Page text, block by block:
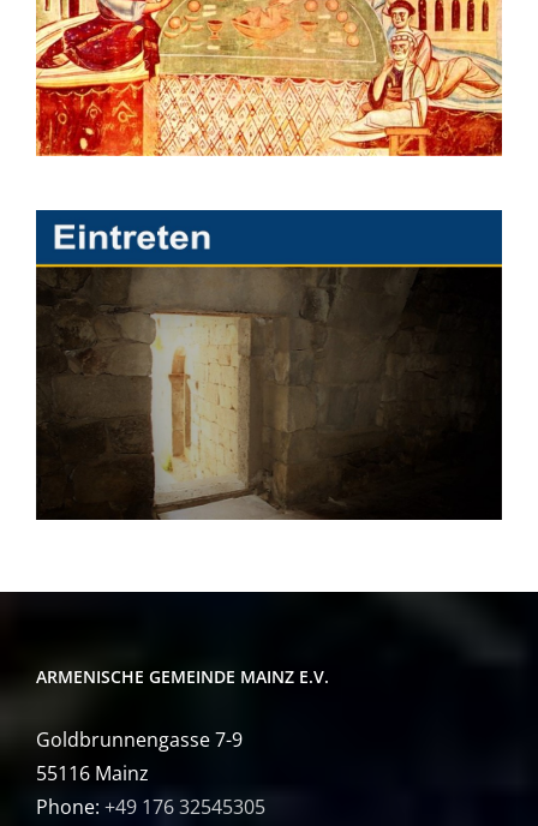
ARMENISCHE GEMEINDE MAINZ E.V.
Goldbrunnengasse 7-9
55116 Mainz
Phone: +49 176 32545305